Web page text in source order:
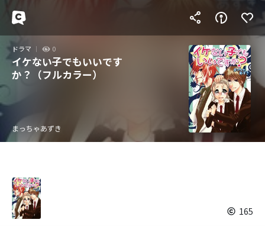
ドラマ 0
イケない子でもいいです
か？（フルカラー）
まっちゃあずき
165